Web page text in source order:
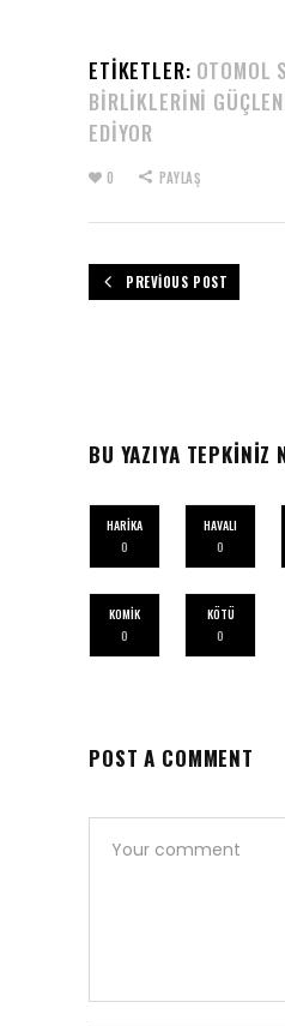
ETIKETLER: OTOMOL
BIRLIKLERINI
EDIYOR
0 PAYLAŞ
PREVIOUS POST
BU YAZIYA TEPKİNİZ
HARIKA
0
HAVALI
0
KOMIK
0
KÖTÜ
0
POST A COMMENT